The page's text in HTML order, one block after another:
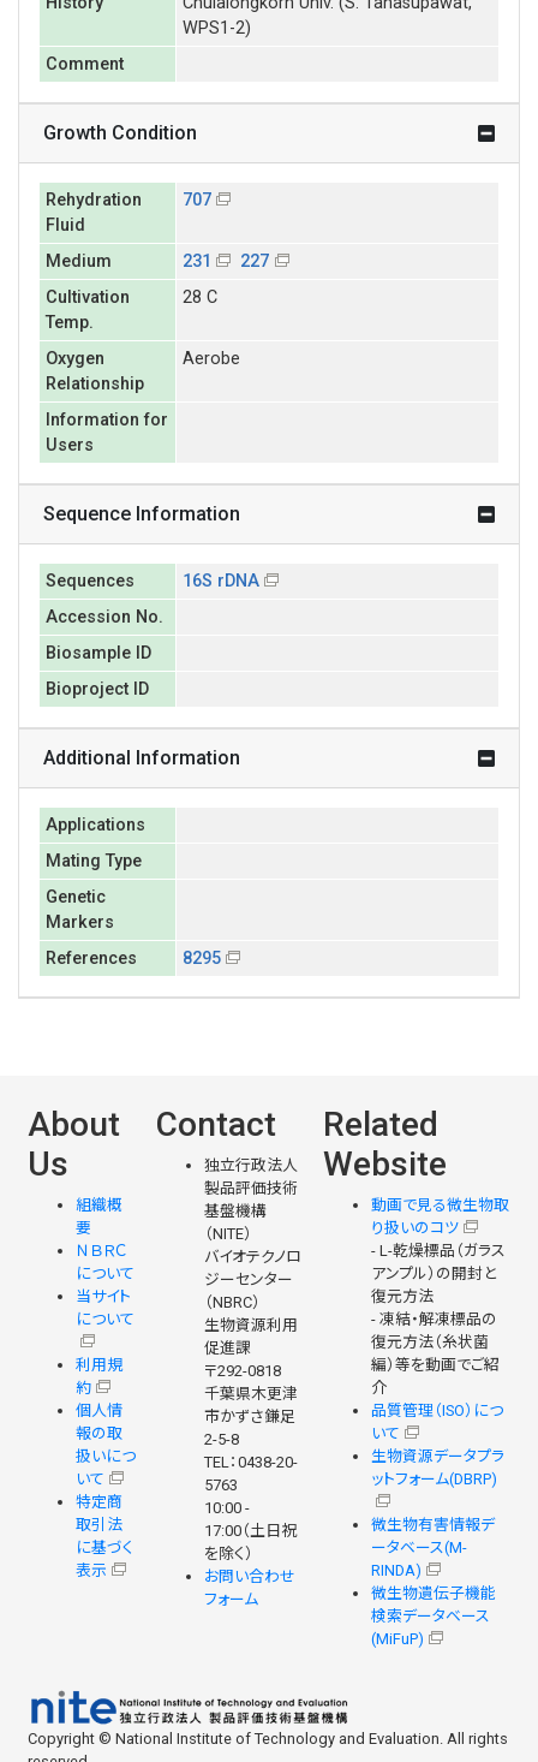
WPS1-2)
Comment
Growth Condition
Rehydration
Fluid
707
Medium 231
227
Cultivation
Temp.
28 C
Oxygen
Relationship
Aerobe
Information for
Users
Sequence Information
Sequences
16S rDNA
Accession No.
Biosample ID
Bioproject ID
Additional Information
Applications
Mating Type
Genetic
Markers
References
8295
About
Us
組織概
要
ＮＢＲＣ
について
当サイト
について
利用規
約
個人情
報の取
扱いにつ
いて
特定商
取引法
に基づく
表示
Contact
独立行政法人
製品評価技術
基盤機構
（NITE）
バイオテクノロ
ジーセンター
（NBRC）
生物資源利用
促進課
〒292-0818
千葉県木更津
市かずさ鎌足
2-5-8
TEL：0438-20-
5763
10:00 -
17:00（土日祝
を除く）
お問い合わせ
フォーム
Related
Website
動画で見る微生物取
り扱いのコツ
- L-乾燥標品（ガラス
アンプル）の開封と
復元方法
- 凍結・解凍標品の
復元方法（糸状菌
編）等を動画でご紹
介
品質管理（ISO）につ
いて
生物資源データプラ
ットフォーム(DBRP)
微生物有害情報デ
ータベース(M-
RINDA)
微生物遺伝子機能
検索データベース
(MiFuP)
Copyright © National Institute of Technology and Evaluation. All rights